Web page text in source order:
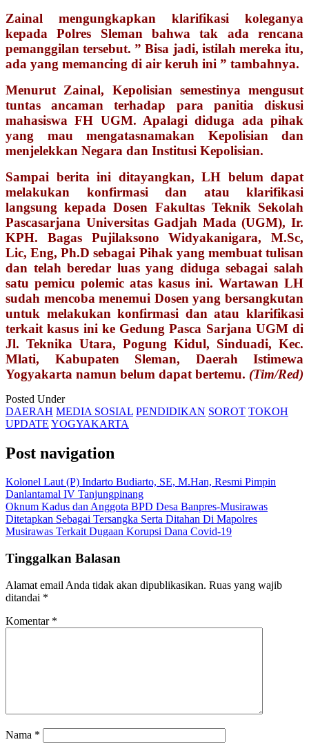
Zainal mengungkapkan klarifikasi koleganya
kepada Polres Sleman bahwa tak ada rencana
pemanggilan tersebut. ” Bisa jadi, istilah mereka itu,
ada yang memancing di air keruh ini ” tambahnya.
Menurut Zainal, Kepolisian semestinya mengusut
tuntas ancaman terhadap para panitia diskusi
mahasiswa FH UGM. Apalagi diduga ada pihak
yang mau mengatasnamakan Kepolisian dan
menjelekkan Negara dan Institusi Kepolisian.
Sampai berita ini ditayangkan, LH belum dapat
melakukan konfirmasi dan atau klarifikasi
langsung kepada Dosen Fakultas Teknik Sekolah
Pascasarjana Universitas Gadjah Mada (UGM), Ir.
KPH. Bagas Pujilaksono Widyakanigara, M.Sc,
Lic, Eng, Ph.D sebagai Pihak yang membuat tulisan
dan telah beredar luas yang diduga sebagai salah
satu pemicu polemic atas kasus ini. Wartawan LH
sudah mencoba menemui Dosen yang bersangkutan
untuk melakukan konfirmasi dan atau klarifikasi
terkait kasus ini ke Gedung Pasca Sarjana UGM di
Jl. Teknika Utara, Pogung Kidul, Sinduadi, Kec.
Mlati, Kabupaten Sleman, Daerah Istimewa
Yogyakarta namun belum dapat bertemu. (Tim/Red)
Posted Under
DAERAH MEDIA SOSIAL PENDIDIKAN SOROT TOKOH
UPDATE YOGYAKARTA
Post navigation
Kolonel Laut (P) Indarto Budiarto, SE, M.Han, Resmi Pimpin
Danlantamal IV Tanjungpinang
Oknum Kadus dan Anggota BPD Desa Banpres-Musirawas
Ditetapkan Sebagai Tersangka Serta Ditahan Di Mapolres
Musirawas Terkait Dugaan Korupsi Dana Covid-19
Tinggalkan Balasan
Alamat email Anda tidak akan dipublikasikan. Ruas yang wajib
ditandai *
Komentar *
Nama *